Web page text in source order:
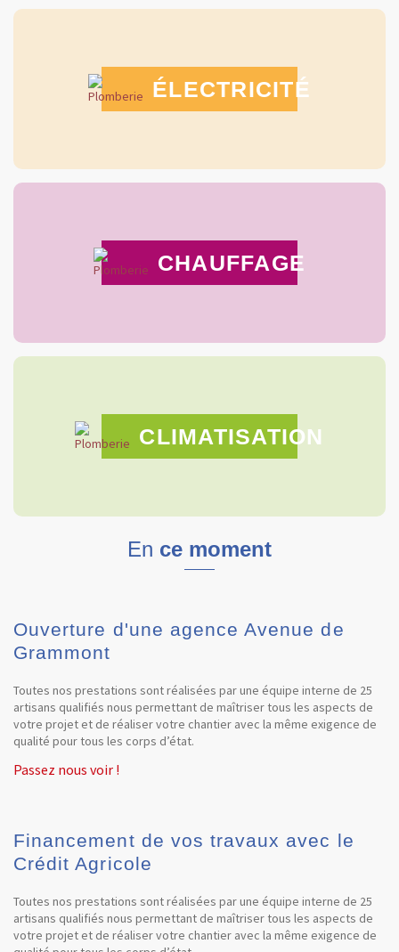
ÉLECTRICITÉ
CHAUFFAGE
CLIMATISATION
En ce moment
Ouverture d'une agence Avenue de
Grammont
Toutes nos prestations sont réalisées par une équipe interne de 25
artisans qualifiés nous permettant de maîtriser tous les aspects de
votre projet et de réaliser votre chantier avec la même exigence de
qualité pour tous les corps d’état.
Passez nous voir !
Financement de vos travaux avec le
Crédit Agricole
Toutes nos prestations sont réalisées par une équipe interne de 25
artisans qualifiés nous permettant de maîtriser tous les aspects de
votre projet et de réaliser votre chantier avec la même exigence de